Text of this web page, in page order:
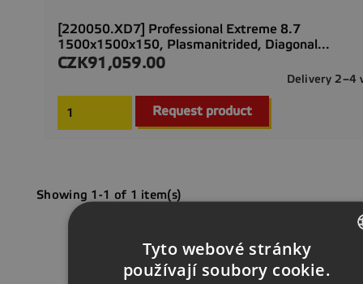
[220050.XD7] Professional Extreme 8.7
1500x1500x150, Plasmanitrided, Diagonal...
Price
CZK91,059.00
Delivery 2–4
Request product
Showing 1-1 of 1 item(s)
Tyto webové stránky
používají soubory cookie.